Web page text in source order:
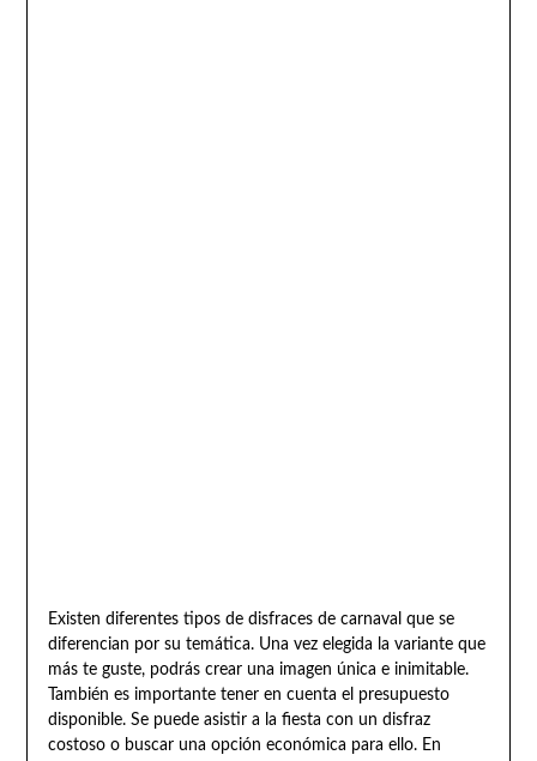
Existen diferentes tipos de disfraces de carnaval que se
diferencian por su temática. Una vez elegida la variante que
más te guste, podrás crear una imagen única e inimitable.
También es importante tener en cuenta el presupuesto
disponible. Se puede asistir a la fiesta con un disfraz
costoso o buscar una opción económica para ello. En